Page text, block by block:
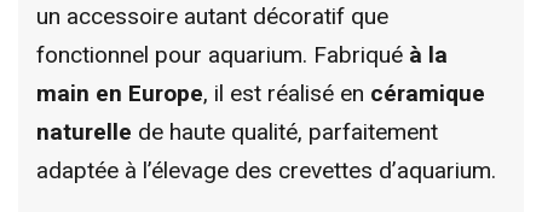
un accessoire autant décoratif que
fonctionnel pour aquarium. Fabriqué à la
main en Europe, il est réalisé en céramique
naturelle de haute qualité, parfaitement
adaptée à l’élevage des crevettes d’aquarium.